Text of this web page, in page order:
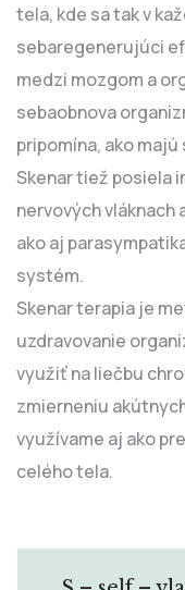
tela, kde sa tak v
sebaregenerujúci
medzi mozgom a
sebaobnova
pripomína, ako
Skenar tiež posiela
nervových
ako aj
systém.
Skenar terapia je
uzdravovanie
využiť na liečbu
zmierneniu
využívame aj ako
celého tela.